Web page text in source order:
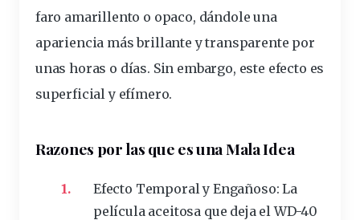
faro amarillento o opaco, dándole una
apariencia más brillante ytransparente por
unas horas o días. Sin embargo, este efecto es
superficial y efímero.
Razones por las que es una Mala Idea
Efecto Temporal y Engañoso: La
película aceitosa que deja el WD-40